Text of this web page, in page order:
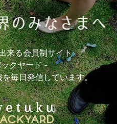
おすすめロケ場所(17)
披露宴入場曲(4)
カットBGM(1)
すめ退場曲(1)
宴演出(7)
め引き出物(7)
チギフト(5) おすすめ花材(7)
来る会員制サイト
クヤード -
毎日発信しています。